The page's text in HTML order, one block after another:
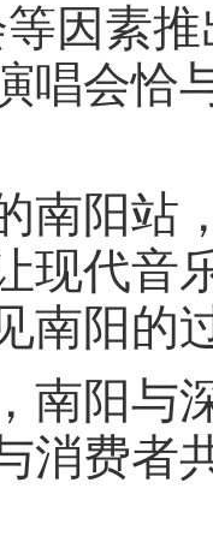
因素
唱会恰
阳站，
现代音
南阳的
阳与深
消费者